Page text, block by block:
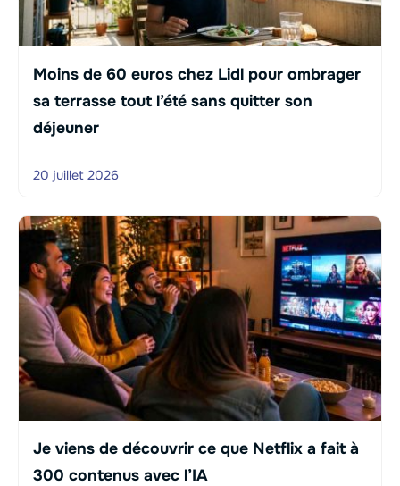
Moins de 60 euros chez Lidl pour ombrager
sa terrasse tout l’été sans quitter son
déjeuner
20 juillet 2026
Je viens de découvrir ce que Netflix a fait à
300 contenus avec l’IA